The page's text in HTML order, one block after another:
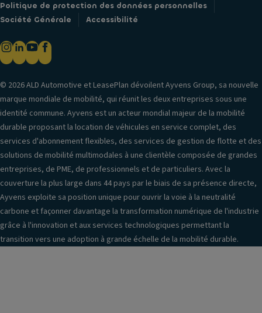
Politique de protection des données personnelles
Société Générale
Accessibilité
© 2026 ALD Automotive et LeasePlan dévoilent Ayvens Group, sa nouvelle
marque mondiale de mobilité, qui réunit les deux entreprises sous une
identité commune. Ayvens est un acteur mondial majeur de la mobilité
durable proposant la location de véhicules en service complet, des
services d'abonnement flexibles, des services de gestion de flotte et des
solutions de mobilité multimodales à une clientèle composée de grandes
entreprises, de PME, de professionnels et de particuliers. Avec la
couverture la plus large dans 44 pays par le biais de sa présence directe,
Ayvens exploite sa position unique pour ouvrir la voie à la neutralité
carbone et façonner davantage la transformation numérique de l'industrie
grâce à l'innovation et aux services technologiques permettant la
transition vers une adoption à grande échelle de la mobilité durable.